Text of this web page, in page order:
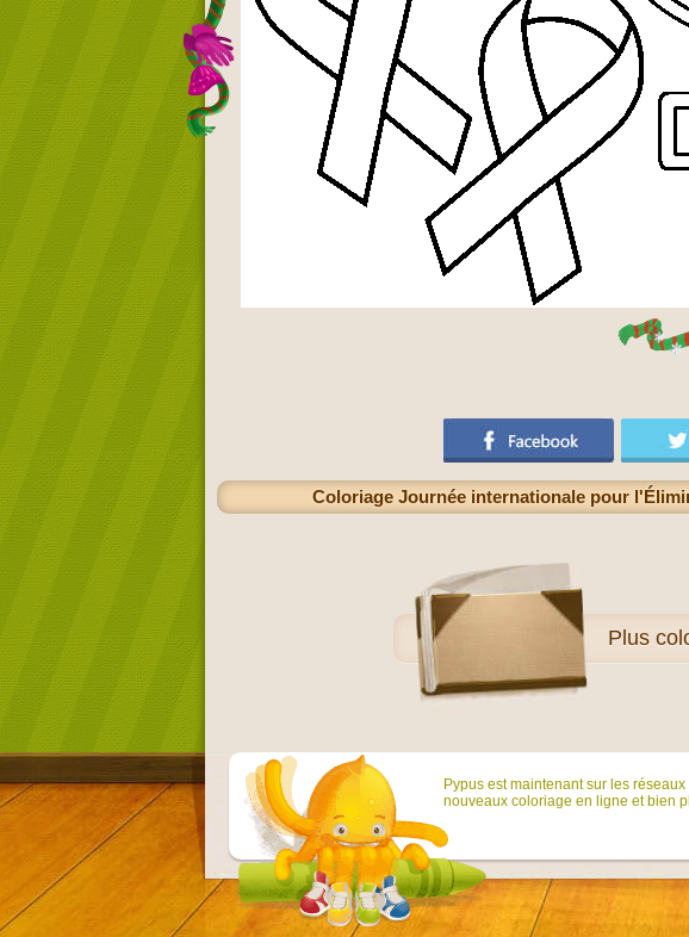
Coloriage Journée internationale pour
Plus
Pypus est maintenant sur ​​les
nouveaux coloriage en ligne et bien